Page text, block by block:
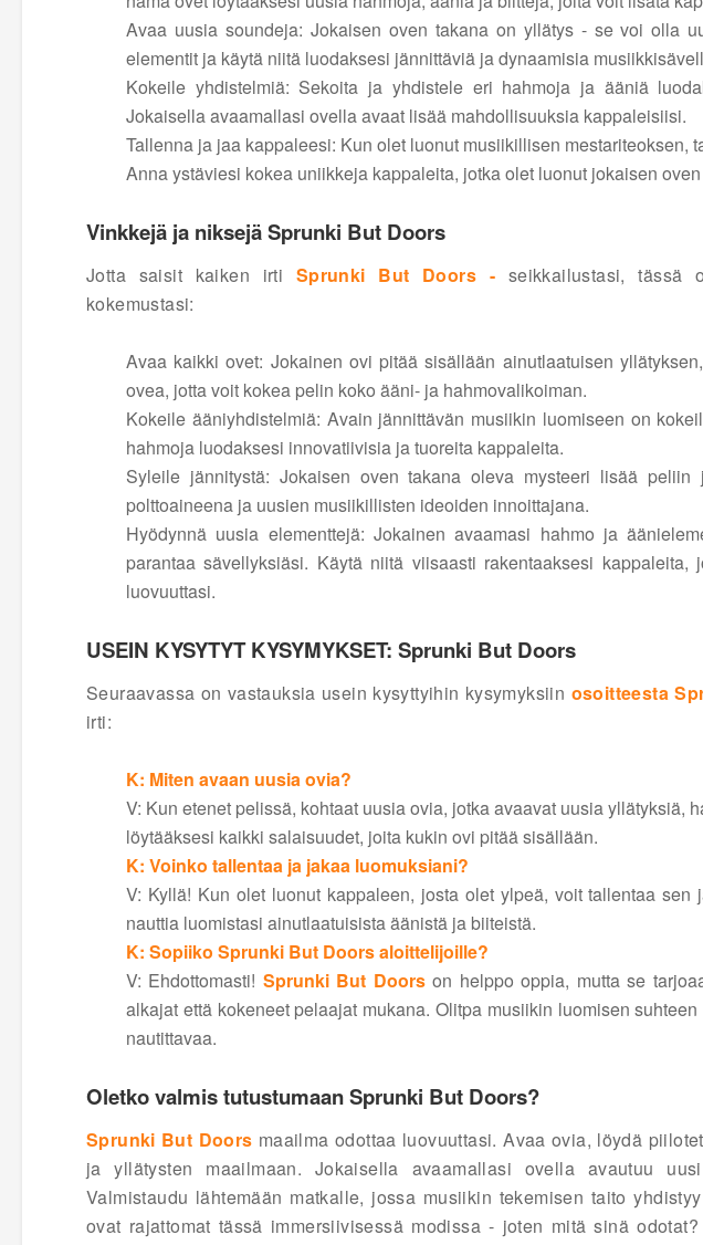
Avaa uusia soundeja: Jokaisen oven takana on yllätys - se voi olla
elementit ja käytä niitä luodaksesi jännittäviä ja dynaamisia
Kokeile yhdistelmiä: Sekoita ja yhdistele eri hahmoja ja ääniä
Jokaisella avaamallasi ovella avaat lisää mahdollisuuksia kappaleisiisi.
Tallenna ja jaa kappaleesi: Kun olet luonut musiikillisen mestariteoksen,
Anna ystäviesi kokea uniikkeja kappaleita, jotka olet luonut jokaisen
Vinkkejä ja niksejä Sprunki But Doors
Jotta saisit kaiken irti Sprunki But Doors - seikkailustasi, tässä
kokemustasi:
Avaa kaikki ovet: Jokainen ovi pitää sisällään ainutlaatuisen
ovea, jotta voit kokea pelin koko ääni- ja hahmovalikoiman.
Kokeile ääniyhdistelmiä: Avain jännittävän musiikin luomiseen on
hahmoja luodaksesi innovatiivisia ja tuoreita kappaleita.
Syleile jännitystä: Jokaisen oven takana oleva mysteeri lisää peliin
polttoaineena ja uusien musiikillisten ideoiden innoittajana.
Hyödynnä uusia elementtejä: Jokainen avaamasi hahmo ja
parantaa sävellyksiäsi. Käytä niitä viisaasti rakentaaksesi
luovuuttasi.
USEIN KYSYTYT KYSYMYKSET: Sprunki But Doors
Seuraavassa on vastauksia usein kysyttyihin kysymyksiin osoitteesta
irti:
K: Miten avaan uusia ovia?
V: Kun etenet pelissä, kohtaat uusia ovia, jotka avaavat uusia yllätyksiä,
löytääksesi kaikki salaisuudet, joita kukin ovi pitää sisällään.
K: Voinko tallentaa ja jakaa luomuksiani?
V: Kyllä! Kun olet luonut kappaleen, josta olet ylpeä, voit tallentaa
nauttia luomistasi ainutlaatuisista äänistä ja biiteistä.
K: Sopiiko Sprunki But Doors aloittelijoille?
V: Ehdottomasti! Sprunki But Doorson helppo oppia, mutta se
alkajat että kokeneet pelaajat mukana. Olitpa musiikin luomisen
nautittavaa.
Oletko valmis tutustumaan Sprunki But Doors?
Sprunki But Doors maailma odottaa luovuuttasi. Avaa ovia, löydä
ja yllätysten maailmaan. Jokaisella avaamallasi ovella avautuu
Valmistaudu lähtemään matkalle, jossa musiikin tekemisen taito
ovat rajattomat tässä immersiivisessä modissa - joten mitä sinä